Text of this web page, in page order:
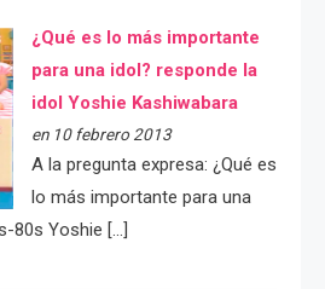
¿Qué es lo más importante
para una idol? responde la
idol Yoshie Kashiwabara
en 10 febrero 2013
A la pregunta expresa: ¿Qué es
lo más importante para una
80s Yoshie […]